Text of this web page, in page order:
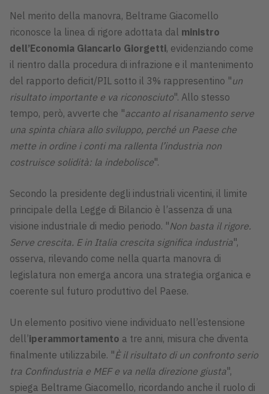
Nel merito della manovra, Beltrame Giacomello
riconosce la linea di rigore adottata dal ministro
dell’Economia Giancarlo Giorgetti, evidenziando come
il rientro dalla procedura di infrazione e il mantenimento
del rapporto deficit/PIL sotto il 3% rappresentino "un
risultato importante e va riconosciuto". Allo stesso
tempo, però, avverte che "accanto al risanamento serve
una spinta chiara allo sviluppo, perché un Paese che
mette in ordine i conti ma rallenta l’industria non
costruisce solidità: la indebolisce".
Secondo la presidente degli industriali vicentini, il limite
principale della Legge di Bilancio è l’assenza di una
visione industriale di medio periodo. "Non basta il rigore.
Serve crescita. E in Italia crescita significa industria",
osserva, rilevando come nella quarta manovra di
legislatura non emerga ancora una strategia organica e
coerente sul futuro produttivo del Paese.
Un elemento positivo viene individuato nell’estensione
dell’iperammortamento a tre anni, misura che diventa
finalmente utilizzabile. "È il risultato di un confronto serio
tra Confindustria e MEF e va nella direzione giusta",
spiega Beltrame Giacomello, ricordando anche il ruolo di